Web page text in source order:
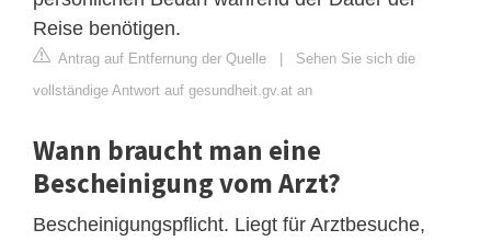
Reise benötigen.
Antrag auf Entfernung der Quelle | Sehen Sie sich die
vollständige Antwort auf gesundheit.gv.at an
Wann braucht man eine
Bescheinigung vom Arzt?
Bescheinigungspflicht. Liegt für Arztbesuche,